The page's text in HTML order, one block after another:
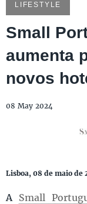
LIFESTYLE
Small
aumenta
novos
08 May 2024
Lisboa, 08 de maio de
A Small